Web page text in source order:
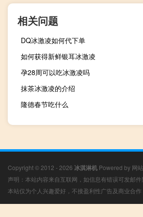
相关问题
DQ冰激凌如何代下单
如何获得新鲜银耳冰激凌
孕28周可以吃冰激凌吗
抹茶冰激凌的介绍
隆德春节吃什么
Copyright © 2012 - 2026 冰淇淋机 Powered by 网
声明：本站内容来自互联网，如信息有错误可发邮
本站仅为个人兴趣爱好，不接盈利性广告及商业合作